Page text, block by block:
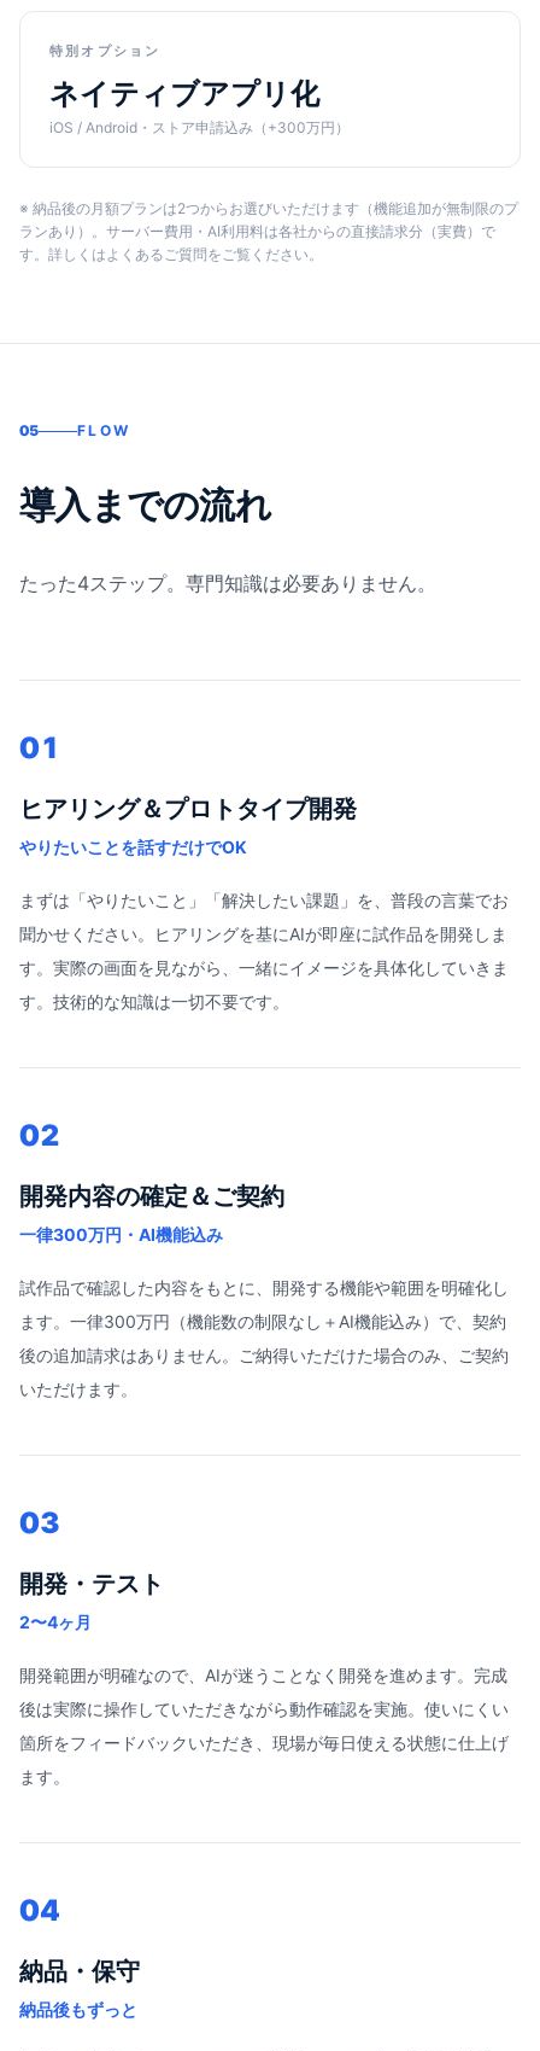
特別オプション
ネイティブアプリ化
iOS / Android・ストア申請込み（+300万円）
※ 納品後の月額プランは2つからお選びいただけます（機能追加が無制限のプ
ランあり）。サーバー費用・AI利用料は各社からの直接請求分（実費）で
す。詳しくはよくあるご質問をご覧ください。
05 FLOW
導入までの流れ
たった4ステップ。専門知識は必要ありません。
01
ヒアリング＆プロトタイプ開発
やりたいことを話すだけでOK
まずは「やりたいこと」「解決したい課題」を、普段の言葉でお
聞かせください。ヒアリングを基にAIが即座に試作品を開発しま
す。実際の画面を見ながら、一緒にイメージを具体化していきま
す。技術的な知識は一切不要です。
02
開発内容の確定＆ご契約
一律300万円・AI機能込み
試作品で確認した内容をもとに、開発する機能や範囲を明確化し
ます。一律300万円（機能数の制限なし＋AI機能込み）で、契約
後の追加請求はありません。ご納得いただけた場合のみ、ご契約
いただけます。
03
開発・テスト
2〜4ヶ月
開発範囲が明確なので、AIが迷うことなく開発を進めます。完成
後は実際に操作していただきながら動作確認を実施。使いにくい
箇所をフィードバックいただき、現場が毎日使える状態に仕上げ
ます。
04
納品・保守
納品後もずっと